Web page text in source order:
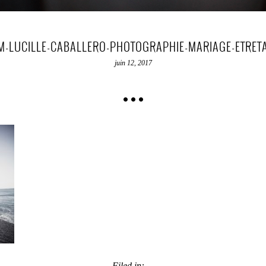
LUCILLE-CABALLERO-PHOTOGRAPHIE-MARIAGE-
juin 12, 2017